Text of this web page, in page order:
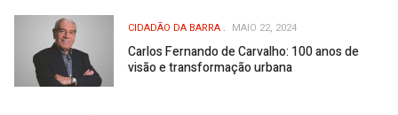
CIDADÃO DA BARRA MAIO 22, 2024
Carlos Fernando de Carvalho: 100 anos de
visão e transformação urbana